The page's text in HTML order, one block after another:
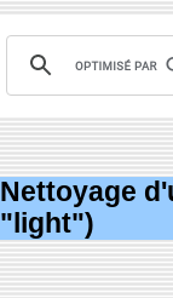
Nettoyage
"light")